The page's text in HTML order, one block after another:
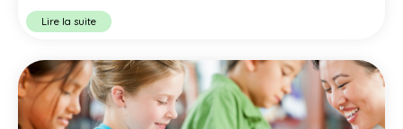
Lire la suite